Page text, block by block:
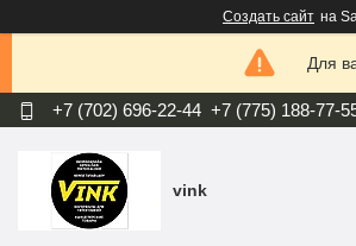
Создать сайт на
Для
+7 (702) 696-22-44 +7 (775) 188-77-
vink